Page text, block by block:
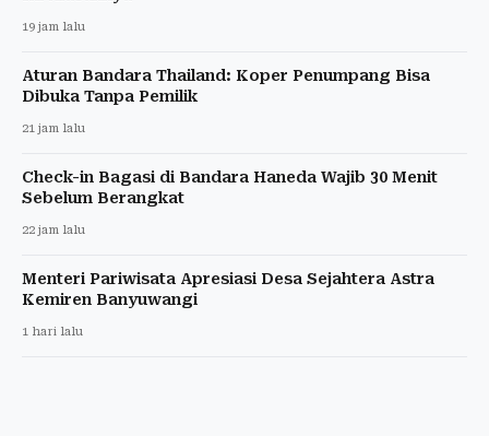
19 jam lalu
Aturan Bandara Thailand: Koper Penumpang Bisa
Dibuka Tanpa Pemilik
21 jam lalu
Check-in Bagasi di Bandara Haneda Wajib 30 Menit
Sebelum Berangkat
22 jam lalu
Menteri Pariwisata Apresiasi Desa Sejahtera Astra
Kemiren Banyuwangi
1 hari lalu